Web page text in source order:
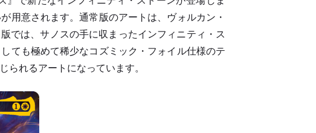
用意されます。通常版のアートは、ヴォルカン・
では、サノスの手に収まったインフィニティ・ス
ても極めて稀少なコズミック・フォイル仕様のテ
られるアートになっています。